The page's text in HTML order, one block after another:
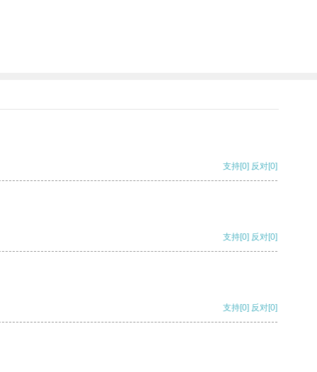
支持[0] 反对[0]
支持[0] 反对[0]
支持[0] 反对[0]